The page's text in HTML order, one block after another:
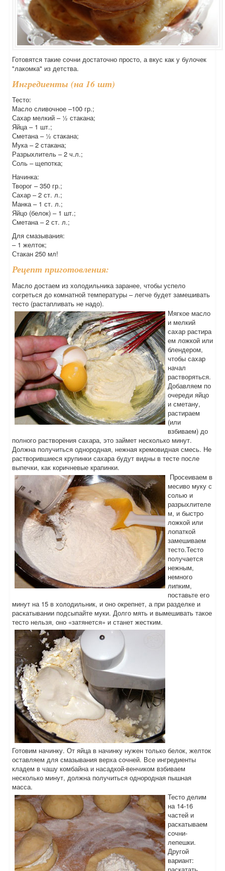
Готовятся такие сочни достаточно просто, а вкус как у булочек
"лакомка" из детства.
Ингредиенты (на 16 шт)
Тесто:
Масло сливочное –100 гр.;
Сахар мелкий – ½ стакана;
Яйца – 1 шт.;
Сметана – ½ стакана;
Мука – 2 стакана;
Разрыхлитель – 2 ч.л.;
Соль – щепотка;
Начинка:
Творог – 350 гр.;
Сахар – 2 ст. л.;
Манка – 1 ст. л.;
Яйцо (белок) – 1 шт.;
Сметана – 2 ст. л.;
Для смазывания:
– 1 желток;
Стакан 250 мл!
Рецепт приготовления:
Масло достаем из холодильника заранее, чтобы успело
согреться до комнатной температуры – легче будет замешивать
тесто (растапливать не надо).
Мягкое масло
и мелкий
сахар растира
ем ложкой или
блендером,
чтобы сахар
начал
растворяться.
Добавляем по
очереди яйцо
и сметану,
растираем
(или
взбиваем) до
полного растворения сахара, это займет несколько минут.
Должна получиться однородная, нежная кремовидная смесь. Не
растворившиеся крупинки сахара будут видны в тесте после
выпечки, как коричневые крапинки.
Просеиваем в
месиво муку с
солью и
разрыхлителе
м, и быстро
ложкой или
лопаткой
замешиваем
тесто.Тесто
получается
нежным,
немного
липким,
поставьте его
минут на 15 в холодильник, и оно окрепнет, а при разделке и
раскатывании подсыпайте муки. Долго мять и вымешивать такое
тесто нельзя, оно «затянется» и станет жестким.
Готовим начинку. От яйца в начинку нужен только белок, желток
оставляем для смазывания верха сочней. Все ингредиенты
кладем в чашу комбайна и насадкой-венчиком взбиваем
несколько минут, должна получиться однородная пышная
масса.
Тесто делим
на 14-16
частей и
раскатываем
сочни-
лепешки.
Другой
вариант: